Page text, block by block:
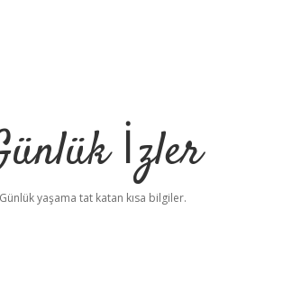
İzler
Günlük yaşama tat katan kısa bilgiler.